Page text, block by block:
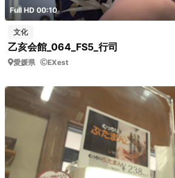
Full HD 00:10
文化
乙亥会館_064_FS5_行司
愛媛県 EXest